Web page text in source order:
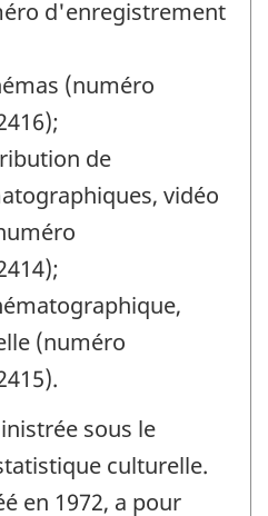
d'enregistrement
(numéro
de
vidéo
(numéro
sous le
culturelle.
en 1972, a pour